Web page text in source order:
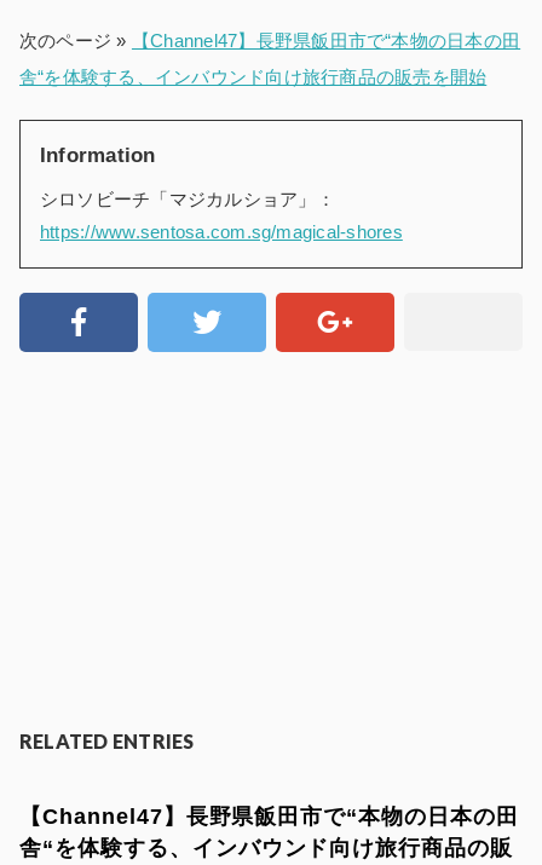
次のページ »
【Channel47】長野県飯田市で“本物の日本の田
舎“を体験する、インバウンド向け旅行商品の販売を開始
Information
シロソビーチ「マジカルショア」：
https://www.sentosa.com.sg/magical-shores
RELATED ENTRIES
【Channel47】長野県飯田市で“本物の日本の田
舎“を体験する、インバウンド向け旅行商品の販